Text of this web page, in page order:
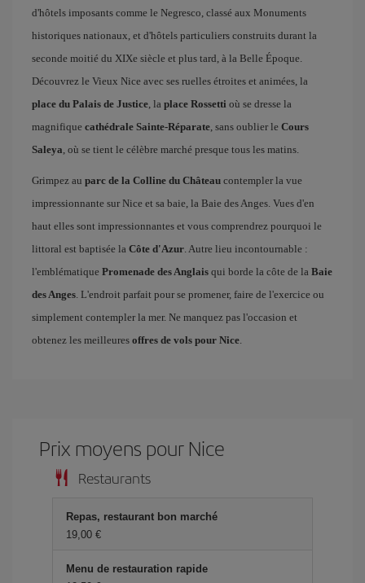
d'hôtels imposants comme le Negresco, classé aux Monuments
historiques nationaux, et d'hôtels particuliers construits durant la
seconde moitié du XIXe siècle et plus tard, à la Belle Époque.
Découvrez le Vieux Nice avec ses ruelles étroites et animées, la
place du Palais de Justice, la place Rossetti où se dresse la
magnifique cathédrale Sainte-Réparate, sans oublier le Cours
Saleya, où se tient le célèbre marché presque tous les matins.
Grimpez au parc de la Colline du Château contempler la vue
impressionnante sur Nice et sa baie, la Baie des Anges. Vues d'en
haut elles sont impressionnantes et vous comprendrez pourquoi le
littoral est baptisée la Côte d'Azur. Autre lieu incontournable :
l'emblématique Promenade des Anglais qui borde la côte de la Baie
des Anges. L'endroit parfait pour se promener, faire de l'exercice ou
simplement contempler la mer. Ne manquez pas l'occasion et
obtenez les meilleures offres de vols pour Nice.
Prix ​​moyens pour Nice
Restaurants
Repas, restaurant bon marché
19,00 €
Menu de restauration rapide